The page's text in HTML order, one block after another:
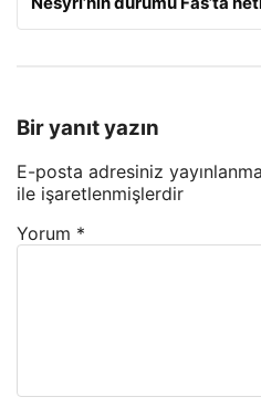
Bir yanıt yazın
E-posta adresiniz
ile işaretlenmişlerdir
Yorum *